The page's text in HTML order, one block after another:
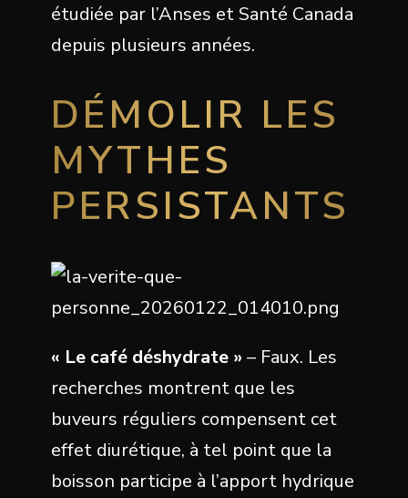
étudiée par l’Anses et Santé Canada
depuis plusieurs années.
DÉMOLIR LES
MYTHES
PERSISTANTS
« Le café déshydrate » – Faux. Les
recherches montrent que les
buveurs réguliers compensent cet
effet diurétique, à tel point que la
boisson participe à l’apport hydrique